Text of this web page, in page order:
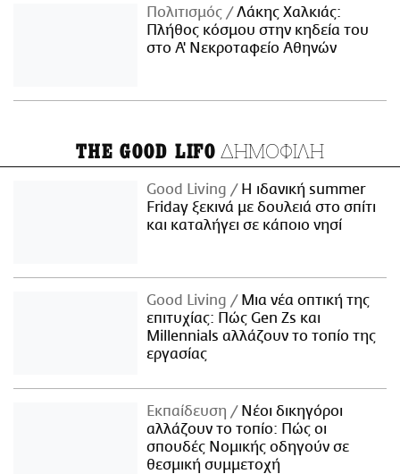
Πολιτισμός
Λάκης Χαλκιάς:
Πλήθος κόσμου στην κηδεία του
στο Α' Νεκροταφείο Αθηνών
THE GOOD LIFO ΔΗΜΟΦΙΛΗ
Good Living
Η ιδανική summer
Friday ξεκινά με δουλειά στο σπίτι
και καταλήγει σε κάποιο νησί
Good Living
Μια νέα οπτική της
επιτυχίας: Πώς Gen Zs και
Millennials αλλάζουν το τοπίο της
εργασίας
Εκπαίδευση
Νέοι δικηγόροι
αλλάζουν το τοπίο: Πώς οι
σπουδές Νομικής οδηγούν σε
θεσμική συμμετοχή